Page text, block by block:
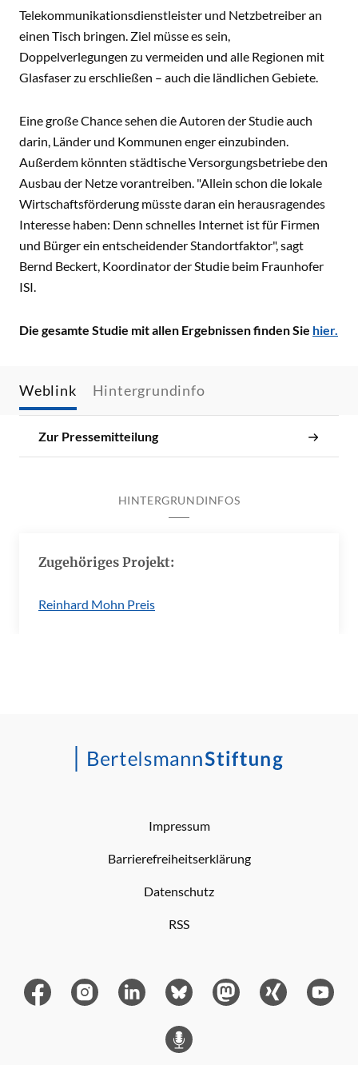
Telekommunikationsdienstleister und Netzbetreiber an
einen Tisch bringen. Ziel müsse es sein,
Doppelverlegungen zu vermeiden und alle Regionen mit
Glasfaser zu erschließen – auch die ländlichen Gebiete.
Eine große Chance sehen die Autoren der Studie auch
darin, Länder und Kommunen enger einzubinden.
Außerdem könnten städtische Versorgungsbetriebe den
Ausbau der Netze vorantreiben. "Allein schon die lokale
Wirtschaftsförderung müsste daran ein herausragendes
Interesse haben: Denn schnelles Internet ist für Firmen
und Bürger ein entscheidender Standortfaktor", sagt
Bernd Beckert, Koordinator der Studie beim Fraunhofer
ISI.
Die gesamte Studie mit allen Ergebnissen finden Sie hier.
Weblink Hintergrundinfo
Zur Pressemitteilung
HINTERGRUNDINFOS
Zugehöriges Projekt:
Reinhard Mohn Preis
Impressum
Barrierefreiheitserklärung
Datenschutz
RSS